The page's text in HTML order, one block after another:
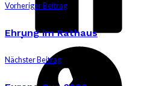
Vorheriger Beitrag
Ehrung im Rathaus
Nächster Beitrag